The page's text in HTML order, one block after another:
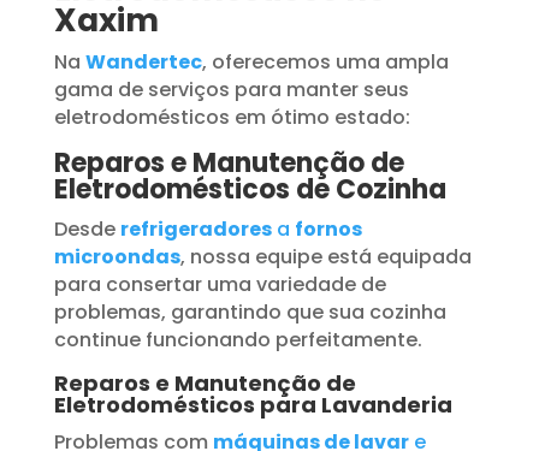
Xaxim
Na Wandertec, oferecemos uma ampla
gama de serviços para manter seus
eletrodomésticos em ótimo estado:
Reparos e Manutenção de
Eletrodomésticos de Cozinha
Desde refrigeradoresa fornos
microondas, nossa equipe está equipada
para consertar uma variedade de
problemas, garantindo que sua cozinha
continue funcionando perfeitamente.
Reparos e Manutenção de
Eletrodomésticos para Lavanderia
Problemas com máquinas de lavare